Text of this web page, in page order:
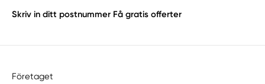
Skriv in ditt postnummer Få gratis offerter
Företaget